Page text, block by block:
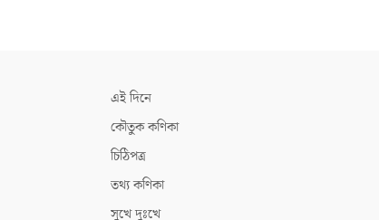
এই দিনে
কৌতুক কণিকা
চিঠিপত্র
তথ্য কণিকা
সুখে দুঃখে